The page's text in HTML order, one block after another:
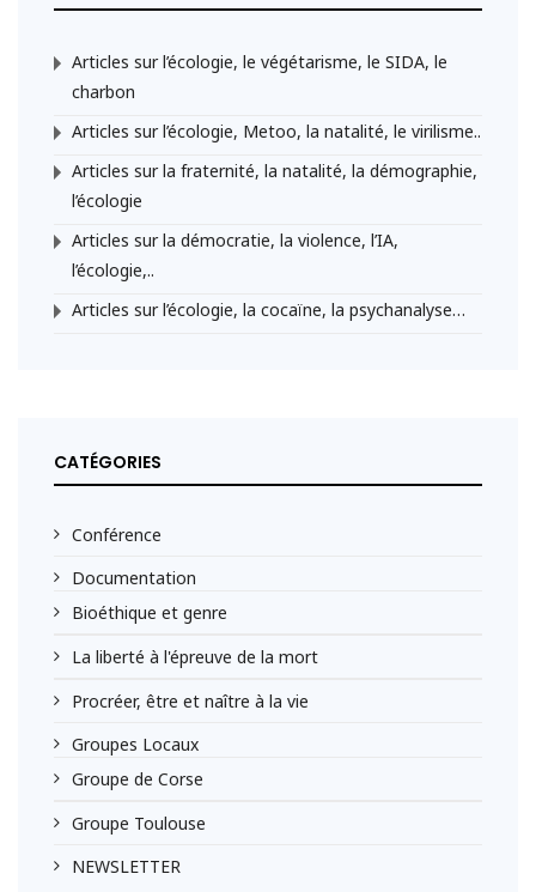
Articles sur l’écologie, le végétarisme, le SIDA, le
charbon
Articles sur l’écologie, Metoo, la natalité, le virilisme..
Articles sur la fraternité, la natalité, la démographie,
l’écologie
Articles sur la démocratie, la violence, l’IA,
l’écologie,..
Articles sur l’écologie, la cocaïne, la psychanalyse…
CATÉGORIES
Conférence
Documentation
Bioéthique et genre
La liberté à l'épreuve de la mort
Procréer, être et naître à la vie
Groupes Locaux
Groupe de Corse
Groupe Toulouse
NEWSLETTER